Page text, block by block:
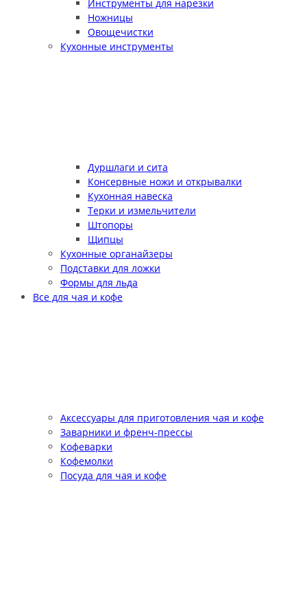
Инструменты для нарезки
Ножницы
Овощечистки
Кухонные инструменты
Дуршлаги и сита
Консервные ножи и открывалки
Кухонная навеска
Терки и измельчители
Штопоры
Щипцы
Кухонные органайзеры
Подставки для ложки
Формы для льда
Все для чая и кофе
Аксессуары для приготовления чая и кофе
Заварники и френч-прессы
Кофеварки
Кофемолки
Посуда для чая и кофе